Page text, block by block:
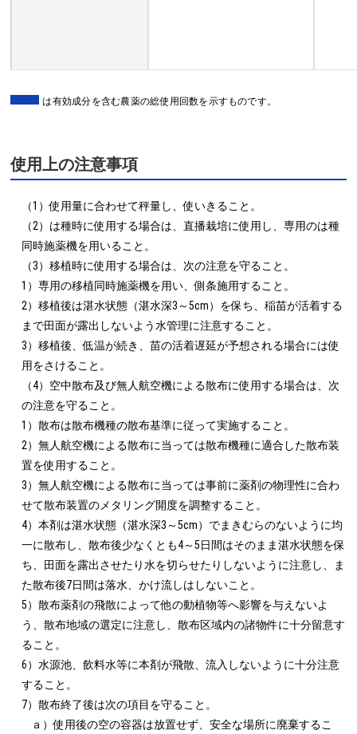
は有効成分を含む農薬の総使用回数を示すものです。
使用上の注意事項
（1）使用量に合わせて秤量し、使いきること。
（2）は種時に使用する場合は、直播栽培に使用し、専用のは種
同時施薬機を用いること。
（3）移植時に使用する場合は、次の注意を守ること。
1）専用の移植同時施薬機を用い、側条施用すること。
2）移植後は湛水状態（湛水深3～5cm）を保ち、稲苗が活着する
まで田面が露出しないよう水管理に注意すること。
3）移植後、低温が続き、苗の活着遅延が予想される場合には使
用をさけること。
（4）空中散布及び無人航空機による散布に使用する場合は、次
の注意を守ること。
1）散布は散布機種の散布基準に従って実施すること。
2）無人航空機による散布に当っては散布機種に適合した散布装
置を使用すること。
3）無人航空機による散布に当っては事前に薬剤の物理性に合わ
せて散布装置のメタリング開度を調整すること。
4）本剤は湛水状態（湛水深3～5cm）でまきむらのないように均
一に散布し、散布後少なくとも4～5日間はそのまま湛水状態を保
ち、田面を露出させたり水を切らせたりしないように注意し、ま
た散布後7日間は落水、かけ流しはしないこと。
5）散布薬剤の飛散によって他の動植物等へ影響を与えないよ
う、散布地域の選定に注意し、散布区域内の諸物件に十分留意す
ること。
6）水源池、飲料水等に本剤が飛散、流入しないように十分注意
すること。
7）散布終了後は次の項目を守ること。